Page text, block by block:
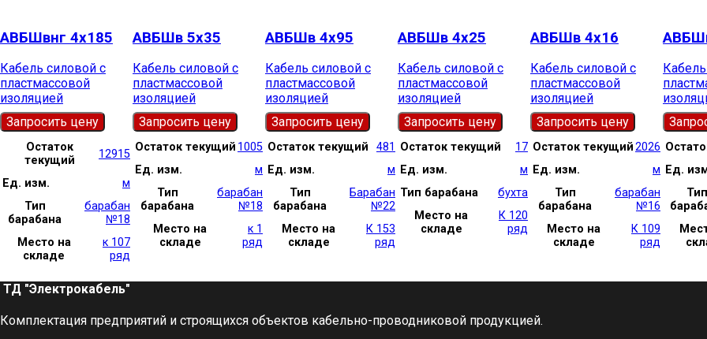
АВБШвнг 4х185
Кабель силовой с
пластмассовой
изоляцией
Запросить цену
Остаток
текущий
12915
Ед. изм.
м
Тип
барабана
барабан
№18
Место на
складе
к 107
ряд
АВБШв 5х35
Кабель силовой с
пластмассовой
изоляцией
Запросить цену
Остаток текущий 1005
Ед. изм.
м
Тип
барабана
барабан
№18
Место на
складе
к 1
ряд
АВБШв 4х95
Кабель силовой с
пластмассовой
изоляцией
Запросить цену
Остаток текущий
481
Ед. изм.
м
Тип
барабана
Барабан
№22
Место на
складе
К 153
ряд
АВБШв 4х25
Кабель силовой с
пластмассовой
изоляцией
Запросить цену
Остаток текущий
17
Ед. изм.
м
Тип барабана
бухта
Место на
складе
К 120
ряд
АВБШв 4х16
Кабель силовой с
пластмассовой
изоляцией
Запросить цену
Остаток текущий2026
Ед. изм.
м
Тип
барабана
барабан
№16
Место на
складе
К 109
ряд
Ед.
Тип
ТД "Электрокабель"​
Комплектация предприятий и строящихся объектов кабельно-проводниковой продукцией.